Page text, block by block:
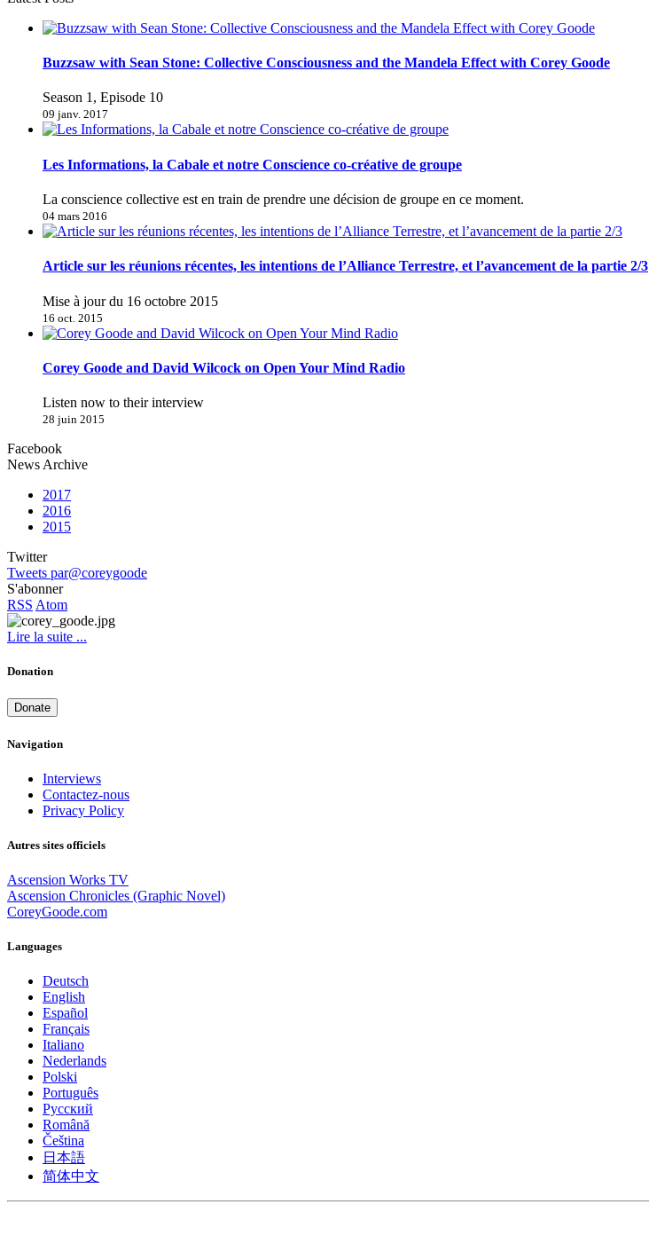
Buzzsaw with Sean Stone: Collective Consciousness and the Mandela Effect with Corey Goode
Season 1, Episode 10
09 janv. 2017
Les Informations, la Cabale et notre Conscience co-créative de groupe
La conscience collective est en train de prendre une décision de groupe en ce moment.
04 mars 2016
Article sur les réunions récentes, les intentions de l’Alliance Terrestre, et l’avancement de la partie 2/3
Mise à jour du 16 octobre 2015
16 oct. 2015
Corey Goode and David Wilcock on Open Your Mind Radio
Listen now to their interview
28 juin 2015
Facebook
News Archive
2017
2016
2015
Twitter
Tweets par@coreygoode
S'abonner
RSS Atom
Lire la suite ...
Donation
Donate
Navigation
Interviews
Contactez-nous
Privacy Policy
Autres sites officiels
Ascension Works TV
Ascension Chronicles (Graphic Novel)
CoreyGoode.com
Languages
Deutsch
English
Español
Français
Italiano
Nederlands
Polski
Português
Pусский
Română
Čeština
日本語
简体中文